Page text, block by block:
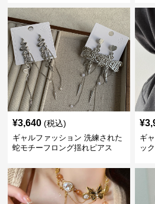
¥3,640 (税込)
ギャルファッション 洗練された
蛇モチーフロング揺れピアス
¥
ギ
ッ